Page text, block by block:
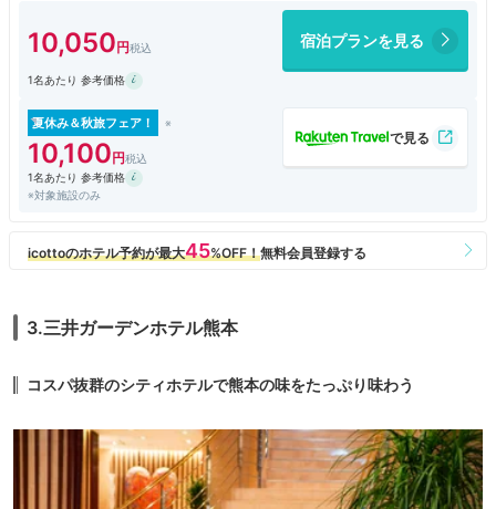
く、「桃李」のランチも良いものでした。熊本を訪れたいと思わせるホテ
ルだと思います。
10,050 宿泊プランを見る
1名あたり 参考価格
夏休み＆秋旅フェア！
10,100
1名あたり 参考価格
※対象施設のみ
3.三井ガーデンホテル熊本
コスパ抜群のシティホテルで熊本の味をたっぷり味わう